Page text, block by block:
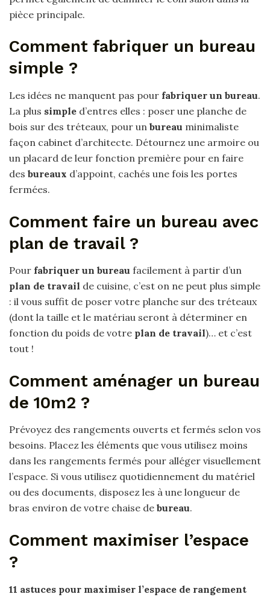
pièce principale.
Comment fabriquer un bureau
simple ?
Les idées ne manquent pas pour fabriquer un bureau.
La plus simple d’entres elles : poser une planche de
bois sur des tréteaux, pour un bureau minimaliste
façon cabinet d’architecte. Détournez une armoire ou
un placard de leur fonction première pour en faire
des bureaux d’appoint, cachés une fois les portes
fermées.
Comment faire un bureau avec
plan de travail ?
Pour fabriquer un bureau facilement à partir d’un
plan de travail de cuisine, c’est on ne peut plus simple
: il vous suffit de poser votre planche sur des tréteaux
(dont la taille et le matériau seront à déterminer en
fonction du poids de votre plan de travail)… et c’est
tout !
Comment aménager un bureau
de 10m2 ?
Prévoyez des rangements ouverts et fermés selon vos
besoins. Placez les éléments que vous utilisez moins
dans les rangements fermés pour alléger visuellement
l’espace. Si vous utilisez quotidiennement du matériel
ou des documents, disposez les à une longueur de
bras environ de votre chaise de bureau.
Comment maximiser l’espace
?
11 astuces pour maximiser l’espace de rangement